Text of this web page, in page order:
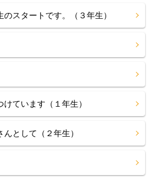
スタートです。（３年生）
ています（１年生）
として（２年生）